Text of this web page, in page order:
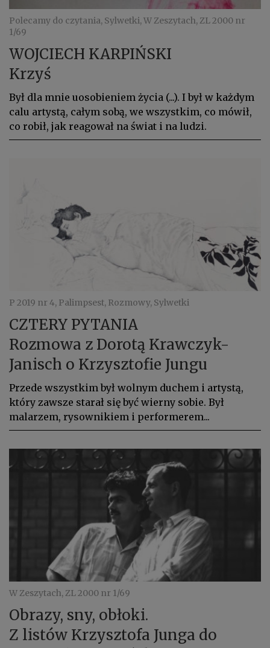
Polecamy do czytania, Sylwetki, W Zeszytach, ZL 2000 nr
1/69
WOJCIECH KARPIŃSKI
Krzyś
Był dla mnie uosobieniem życia (...). I był w każdym
calu artystą, całym sobą, we wszystkim, co mówił,
co robił, jak reagował na świat i na ludzi.
P 2019 nr 4, Palimpsest, Rozmowy, Sylwetki
CZTERY PYTANIA
Rozmowa z Dorotą Krawczyk-
Janisch o Krzysztofie Jungu
Przede wszystkim był wolnym duchem i artystą,
który zawsze starał się być wierny sobie. Był
malarzem, rysownikiem i performerem...
W Zeszytach, ZL 2000 nr 1/69
Obrazy, sny, obłoki.
Z listów Krzysztofa Junga do